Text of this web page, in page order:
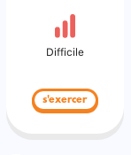
Difficile
s'exercer